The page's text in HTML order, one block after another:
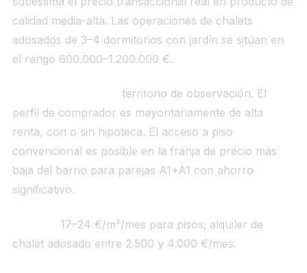
calidad media-alta. Las operaciones de chalets
adosados de 3–4 dormitorios con jardín se sitúan en
el rango 600.000–1.200.000 €.
territorio de observación. El
perfil de comprador es mayoritariamente de alta
renta, con o sin hipoteca. El acceso a piso
convencional es posible en la franja de precio más
baja del barrio para parejas A1+A1 con ahorro
significativo.
17–24 €/m²/mes para pisos; alquiler de
chalet adosado entre 2.500 y 4.000 €/mes.